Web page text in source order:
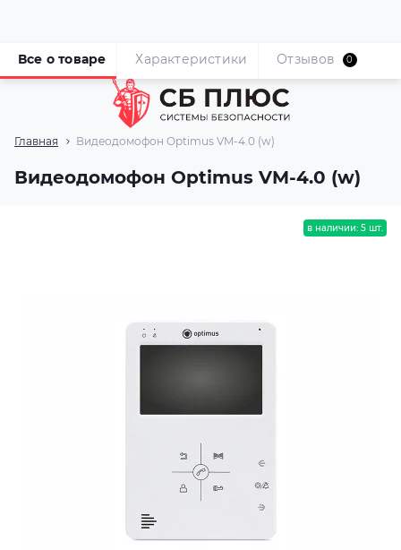
Главная Видеодомофон Optimus VM-4.0 (w)
Видеодомофон Optimus VM-4.0 (w)
Все о товаре Характеристики Отзывов 0
в наличии: 5 шт.